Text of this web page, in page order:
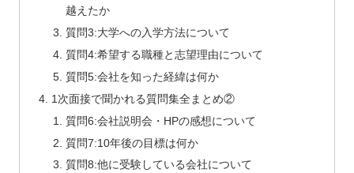
越えたか
質問3:大学への入学方法について
質問4:希望する職種と志望理由について
質問5:会社を知った経緯は何か
1次面接で聞かれる質問集全まとめ②
質問6:会社説明会・HPの感想について
質問7:10年後の目標は何か
質問8:他に受験している会社について